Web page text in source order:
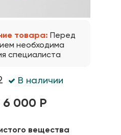
товара: Перед
необходима
специалиста
В наличии
6 000 Р
вещества